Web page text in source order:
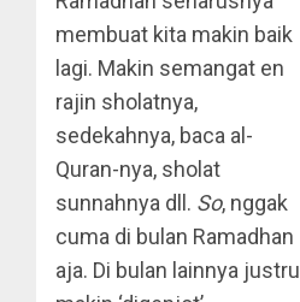
membuat kita makin baik
lagi. Makin semangat en
rajin sholatnya,
sedekahnya, baca al-
Quran-nya, sholat
sunnahnya dll. So, nggak
cuma di bulan Ramadhan
aja. Di bulan lainnya justru